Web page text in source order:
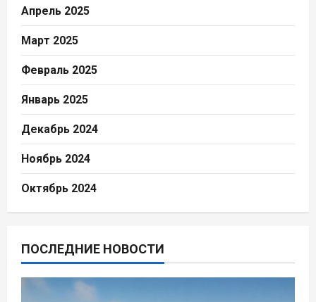
Апрель 2025
Март 2025
Февраль 2025
Январь 2025
Декабрь 2024
Ноябрь 2024
Октябрь 2024
ПОСЛЕДНИЕ НОВОСТИ